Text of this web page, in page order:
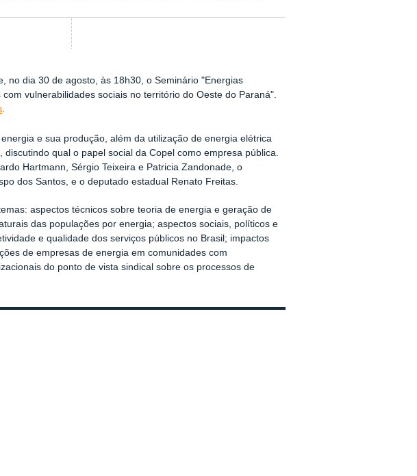
no dia 30 de agosto, às 18h30, o Seminário "Energias
vulnerabilidades sociais no território do Oeste do Paraná".
e sua produção, além da utilização de energia elétrica
qual o papel social da Copel como empresa pública.
Hartmann, Sérgio Teixeira e Patricia Zandonade, o
dos Santos, e o deputado estadual Renato Freitas.
aspectos técnicos sobre teoria de energia e geração de
das populações por energia; aspectos sociais, políticos e
e qualidade dos serviços públicos no Brasil; impactos
de empresas de energia em comunidades com
do ponto de vista sindical sobre os processos de